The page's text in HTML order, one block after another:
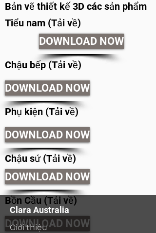
Bản vẽ thiết kế 3D các sản phẩm
Tiểu nam (Tải về)
DOWNLOAD NOW
Chậu bếp (Tải về)
DOWNLOAD NOW
Phụ kiện (Tải về)
DOWNLOAD NOW
Chậu sứ (Tải về)
DOWNLOAD NOW
Bồn Cầu (Tải về)
DOWNLOAD NOW
Clara Australia
Giới thiệu